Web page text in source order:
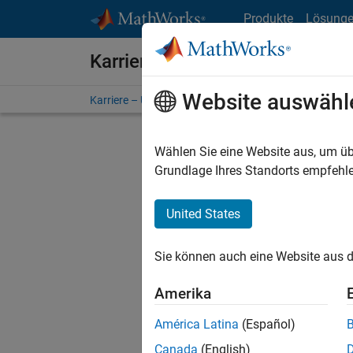
Produkte
Karriere bei MathWorks
Karriere – Übersicht Stellensuche
Stellen
Es
Region
Website
Wählen Sie eine Website aus, um
Grundlage Ihres Standorts
United States
Sie können auch eine Website aus
Amerika
América Latina (Español)
Canada (English)